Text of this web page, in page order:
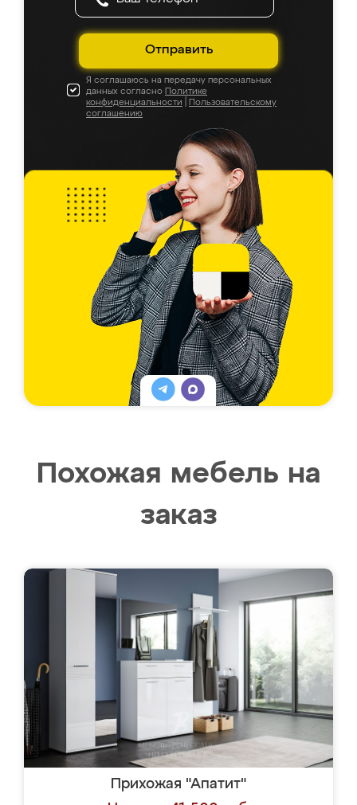
Отправить
Я соглашаюсь на передачу персональных
данных согласно Политике
конфиденциальности
Пользовательскому
соглашению
Похожая мебель на
заказ
Прихожая "Апатит"